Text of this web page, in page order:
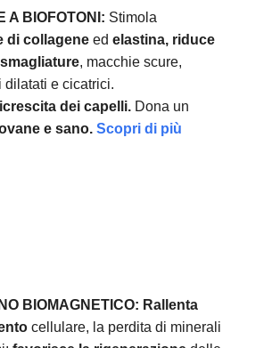
A BIOFOTONI: Stimola
di collagene ed elastina, riduce
, macchie scure,
dilatati e cicatrici.
dei capelli. Dona un
e sano. Scopri di più
BIOMAGNETICO: Rallenta
cellulare, la perdita di minerali